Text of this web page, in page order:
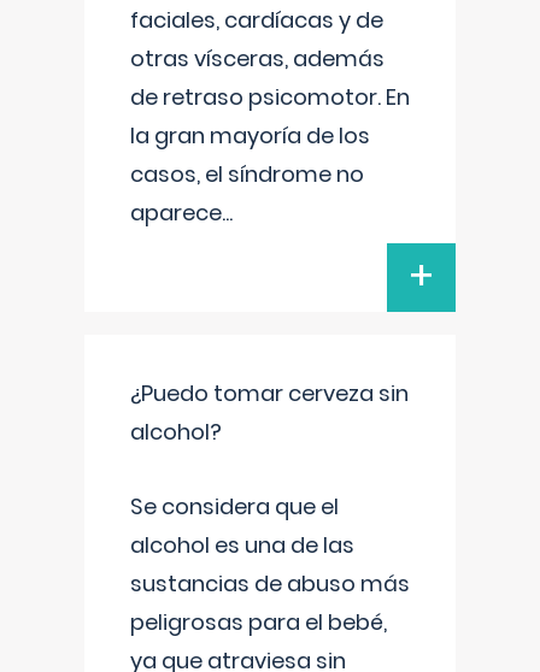
faciales, cardíacas y de
otras vísceras, además
de retraso psicomotor. En
la gran mayoría de los
casos, el síndrome no
aparece...
+
¿Puedo tomar cerveza sin
alcohol?
Se considera que el
alcohol es una de las
sustancias de abuso más
peligrosas para el bebé,
ya que atraviesa sin